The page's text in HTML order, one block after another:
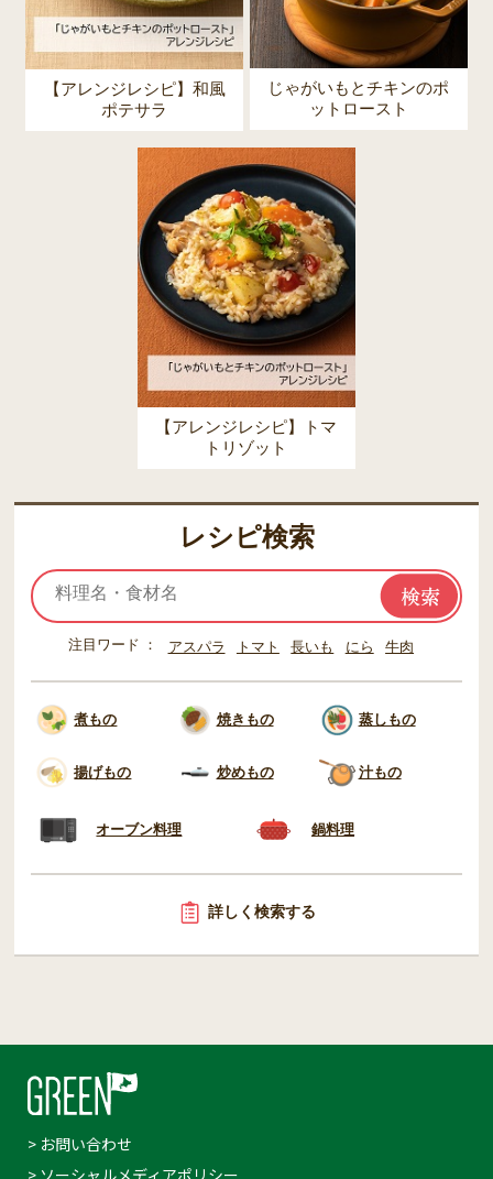
【アレンジレシピ】和風
ポテサラ
じゃがいもとチキンのポ
ットロースト
【アレンジレシピ】トマ
トリゾット
レシピ検索
注目ワード アスパラ トマト 長いも にら 牛肉
煮もの 焼きもの 蒸しもの
揚げもの 炒めもの 汁もの
オーブン料理 鍋料理
詳しく検索する
> お問い合わせ
> ソーシャルメディアポリシー